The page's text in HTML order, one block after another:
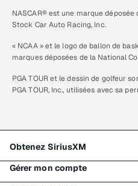
NASCAR® est une marque
Stock Car Auto Racing, Inc.
« NCAA » et le logo de ballon de
marques déposées de la National
PGA TOUR et le dessin de golfeur
PGA TOUR, Inc., utilisées avec sa
Obtenez SiriusXM
Tous les forfaits
Gérer mon compte